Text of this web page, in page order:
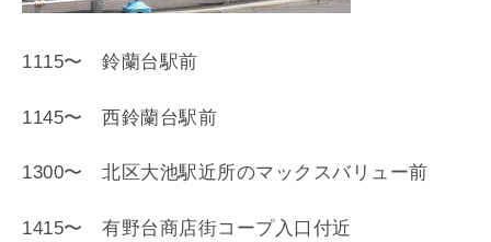
1115〜 鈴蘭台駅前
1145〜 西鈴蘭台駅前
1300〜 北区大池駅近所のマックスバリュー前
1415〜 有野台商店街コープ入口付近